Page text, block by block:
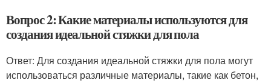
Вопрос 2: Какие материалы используются для
создания идеальной стяжки для пола
Ответ: Для создания идеальной стяжки для пола могут
использоваться различные материалы, такие как бетон,